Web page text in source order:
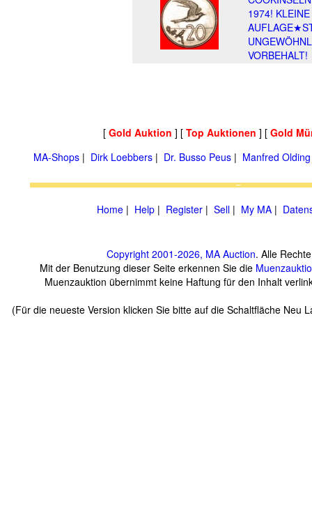
1974! KLEINE
VORBEHALT!
[ Gold Auktion ] [ Top Auktionen ] [ Gold
MA-Shops| Dirk Loebbers| Dr. Busso Peus| Manfred Olding
Home| Help| Register| Sell| My MA|
Copyright 2001-2026, MA Auction. Alle
Mit der Benutzung dieser Seite erkennen Sie die
Muenzauktion übernimmt keine Haftung für den Inhalt
(Für die neueste Version klicken Sie bitte auf die Schaltfläche Neu